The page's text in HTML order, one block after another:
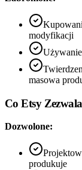
modyfikacji
masowa
Co Etsy Zezwala
Dozwolone:
produkuje